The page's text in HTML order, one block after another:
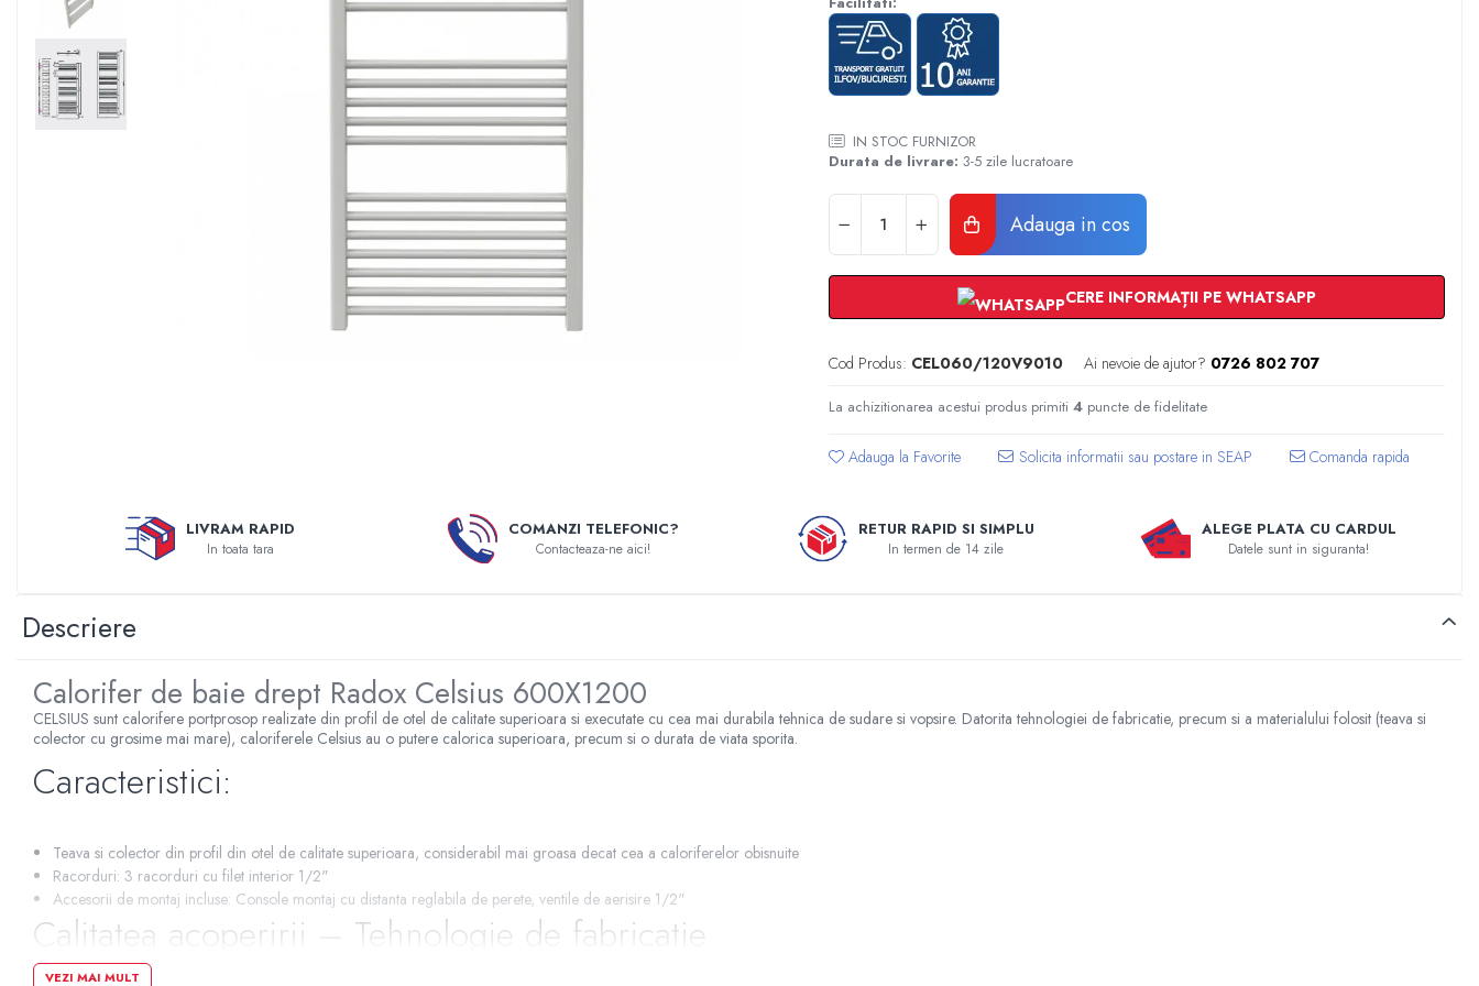
Sisteme filtrare apa Debite Mari
Sisteme filtrare apa In Trepte
Consumabile Statii medii filtrante
Consumabile Statii osmoza
Accesorii consumabile sterilizator
Accesorii consumabile
Incalzire in pardoseala
Accesorii incalzire in pardoseala
Automatizare incalzire in
pardoseala
Cutie distribuitor incalzire in
pardoseala
Distribuitoare incalzire pardoseala
Grup amestec si pompare incalzire
IN STOC FURNIZOR
Durata de livrare: 3-5 zile lucratoare
Adauga in cos
CERE INFORMAȚII PE WHATSAPP
Cod Produs: CEL060/120V9010 Ai nevoie de ajutor? 0726 802 707
La achizitionarea acestui produs primiti 4puncte de fidelitate
Adauga la Favorite Comanda rapida
LIVRAM RAPID
In toata tara
COMANZI TELEFONIC?
Contacteaza-ne aici!
RETUR RAPID SI SIMPLU
In termen de 14 zile
ALEGE PLATA CU CARDUL
Datele sunt in siguranta!
Descriere
Calorifer de baie drept Radox Celsius 600X1200
CELSIUS sunt calorifere portprosop realizate din profil de otel de calitate superioara si executate cu cea mai durabila tehnica de sudare si vopsire. Datorita tehnologiei de fabricatie, precum si a materialului folosit (teava si
colector cu grosime mai mare), caloriferele Celsius au o putere calorica superioara, precum si o durata de viata sporita.
Caracteristici:
Teava si colector din profil din otel de calitate superioara, considerabil mai groasa decat cea a caloriferelor obisnuite
Racorduri: 3 racorduri cu filet interior 1/2"
Accesorii de montaj incluse: Console montaj cu distanta reglabila de perete, ventile de aerisire 1/2"
Calitatea acoperirii – Tehnologie de fabricatie
VEZI MAI MULT